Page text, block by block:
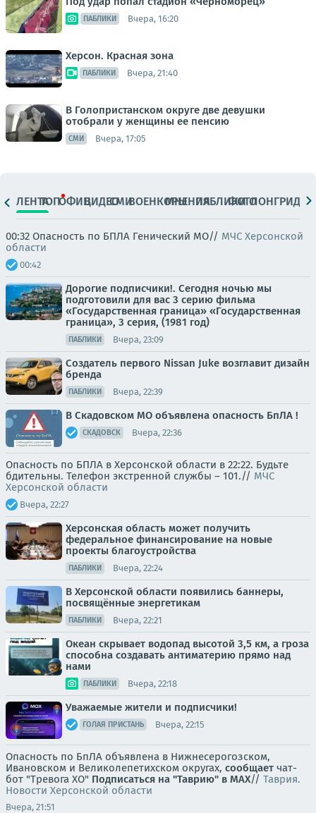
ПАБЛИКИ Вчера, 16:20
Херсон. Красная зона
ПАБЛИКИ Вчера, 21:40
В Голопристанском округе две девушки
отобрали у женщины ее пенсию
СМИ Вчера, 17:05
ЛЕНТАТОПОФИЦ.ВИДЕОСМИВОЕНКОРЫМНЕНИЯПАБЛИКИ
ФОТОЛОНГРИДЫ
00:32 Опасность по БПЛА Генический МО// МЧС Херсонской
области
00:42
Дорогие подписчики!. Сегодня ночью мы
подготовили для вас 3 серию фильма
«Государственная граница» «Государственная
граница», 3 серия, (1981 год)
ПАБЛИКИ Вчера, 23:09
Создатель первого Nissan Juke возглавит дизайн
бренда
ПАБЛИКИ Вчера, 22:39
В Скадовском МО объявлена опасность БпЛА !
СКАДОВСК Вчера, 22:36
Опасность по БПЛА в Херсонской области в 22:22. Будьте
бдительны. Телефон экстренной службы – 101.// МЧС
Херсонской области
Вчера, 22:27
Херсонская область может получить
федеральное финансирование на новые
проекты благоустройства
ПАБЛИКИ Вчера, 22:24
В Херсонской области появились баннеры,
посвящённые энергетикам
ПАБЛИКИ Вчера, 22:21
Океан скрывает водопад высотой 3,5 км, а гроза
способна создавать антиматерию прямо над
нами
ПАБЛИКИ Вчера, 22:18
Уважаемые жители и подписчики!
ГОЛАЯ ПРИСТАНЬ Вчера, 22:15
Опасность по БпЛА объявлена в Нижнесерогозском,
Ивановском и Великолепетихском округах, сообщает чат-
бот "Тревога ХО" Подписаться на "Таврию" в MAX// Таврия.
Новости Херсонской области
Вчера, 21:51